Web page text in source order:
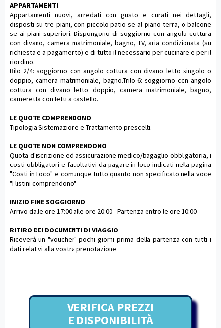
APPARTAMENTI
Appartamenti nuovi, arredati con gusto e curati nei dettagli,
disposti su tre piani, con piccolo patio se al piano terra, o balcone
se ai piani superiori. Dispongono di soggiorno con angolo cottura
con divano, camera matrimoniale, bagno, TV, aria condizionata (su
richiesta e a pagamento) e di tutto il necessario per cucinare e per il
riordino.
Bilo 2/4: soggiorno con angolo cottura con divano letto singolo o
doppio, camera matrimoniale, bagno.Trilo 6: soggiorno con angolo
cottura con divano letto doppio, camera matrimoniale, bagno,
cameretta con letti a castello.
LE QUOTE COMPRENDONO
Tipologia Sistemazione e Trattamento prescelti.
LE QUOTE NON COMPRENDONO
Quota d'iscrizione ed assicurazione medico/bagaglio obbligatoria, i
costi obbligatori e facoltativi da pagare in loco indicati nella pagina
"Costi in Loco" e comunque tutto quanto non specificato nella voce
"I listini comprendono"
INIZIO FINE SOGGIORNO
Arrivo dalle ore 17:00 alle ore 20:00 - Partenza entro le ore 10:00
RITIRO DEI DOCUMENTI DI VIAGGIO
Riceverà un "voucher" pochi giorni prima della partenza con tutti i
dati relativi alla vostra prenotazione
VERIFICA PREZZI
E DISPONIBILITÀ